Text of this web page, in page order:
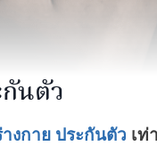
นตัว
งกาย ประกันตัว เท่